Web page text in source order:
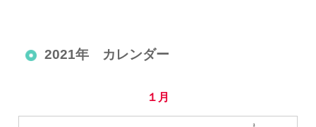
2021年 カレンダー
１月